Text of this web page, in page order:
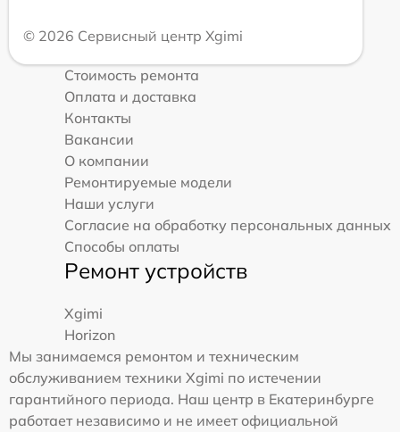
© 2026 Сервисный центр Xgimi
Стоимость ремонта
Оплата и доставка
Контакты
Вакансии
О компании
Ремонтируемые модели
Наши услуги
Согласие на обработку персональных данных
Способы оплаты
Ремонт устройств
Xgimi
Horizon
Мы занимаемся ремонтом и техническим
обслуживанием техники Xgimi по истечении
гарантийного периода. Наш центр в Екатеринбурге
работает независимо и не имеет официальной